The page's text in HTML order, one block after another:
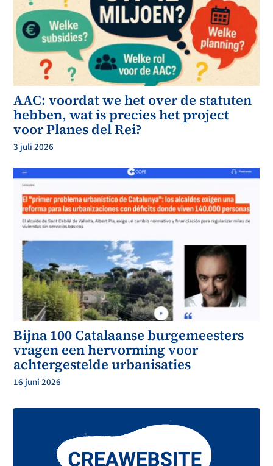
AAC: voordat we het over de statuten
hebben, wat is precies het project
voor Planes del Rei?
3 juli 2026
Bijna 100 Catalaanse burgemeesters
vragen een hervorming voor
achtergestelde urbanisaties
16 juni 2026